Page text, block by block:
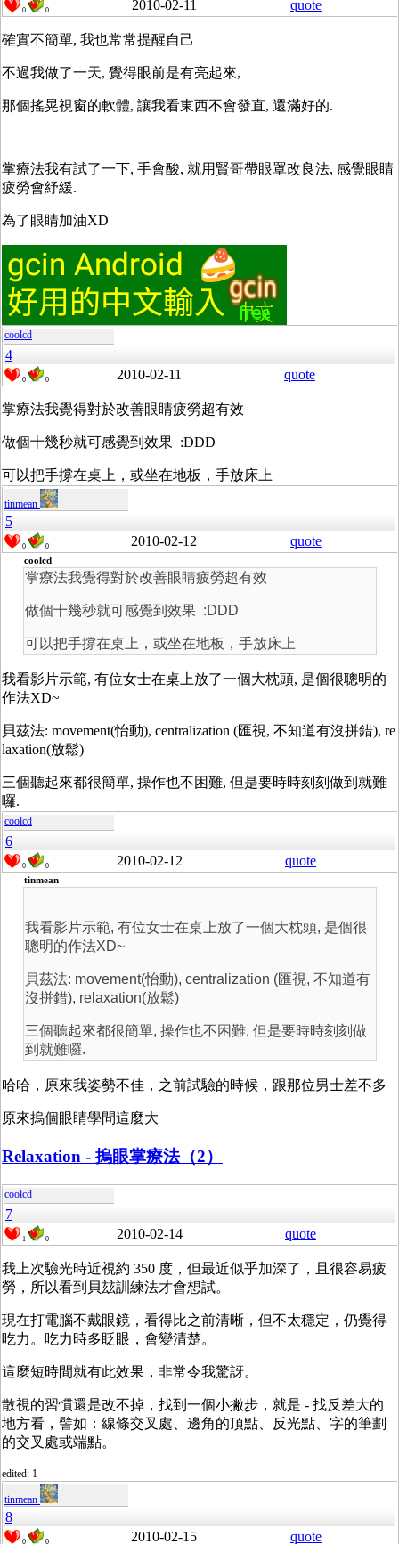
0 0 2010-02-11 quote
確實不簡單, 我也常常提醒自己
不過我做了一天, 覺得眼前是有亮起來,
那個搖晃視窗的軟體, 讓我看東西不會發直, 還滿好的.
掌療法我有試了一下, 手會酸, 就用賢哥帶眼罩改良法, 感覺眼睛
疲勞會紓緩.
為了眼睛加油XD
coolcd
4
0 0 2010-02-11 quote
掌療法我覺得對於改善眼睛疲勞超有效
做個十幾秒就可感覺到效果 :DDD
可以把手撐在桌上，或坐在地板，手放床上
tinmean
5
0 0 2010-02-12 quote
coolcd
掌療法我覺得對於改善眼睛疲勞超有效
做個十幾秒就可感覺到效果 :DDD
可以把手撐在桌上，或坐在地板，手放床上
我看影片示範, 有位女士在桌上放了一個大枕頭, 是個很聰明的
作法XD~
貝茲法: movement(怡動), centralization (匯視, 不知道有沒拼錯), re
laxation(放鬆)
三個聽起來都很簡單, 操作也不困難, 但是要時時刻刻做到就難
囉.
coolcd
6
0 0 2010-02-12 quote
tinmean
我看影片示範, 有位女士在桌上放了一個大枕頭, 是個很
聰明的作法XD~
貝茲法: movement(怡動), centralization (匯視, 不知道有
沒拼錯), relaxation(放鬆)
三個聽起來都很簡單, 操作也不困難, 但是要時時刻刻做
到就難囉.
哈哈，原來我姿勢不佳，之前試驗的時候，跟那位男士差不多
原來摀個眼睛學問這麼大
Relaxation - 摀眼掌療法（2）
coolcd
7
1 0 2010-02-14 quote
我上次驗光時近視約 350 度，但最近似乎加深了，且很容易疲
勞，所以看到貝玆訓練法才會想試。
現在打電腦不戴眼鏡，看得比之前清晰，但不太穩定，仍覺得
吃力。吃力時多眨眼，會變清楚。
這麼短時間就有此效果，非常令我驚訝。
散視的習慣還是改不掉，找到一個小撇步，就是 - 找反差大的
地方看，譬如：線條交叉處、邊角的頂點、反光點、字的筆劃
的交叉處或端點。
edited: 1
tinmean
8
0 0 2010-02-15 quote